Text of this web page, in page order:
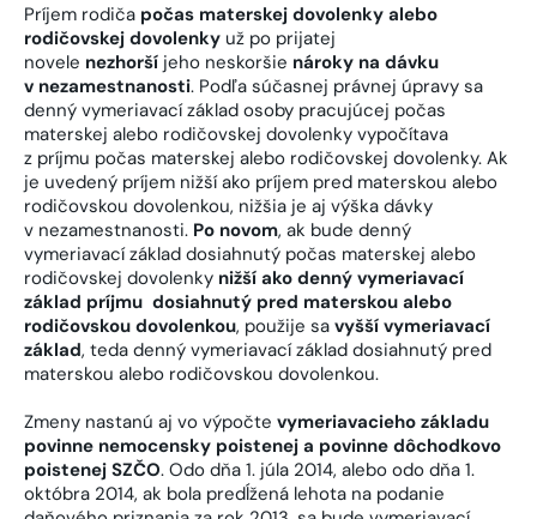
Príjem rodiča počas materskej dovolenky alebo
rodičovskej dovolenky už po prijatej
novele nezhorší jeho neskoršie nároky na dávku
v nezamestnanosti. Podľa súčasnej právnej úpravy sa
denný vymeriavací základ osoby pracujúcej počas
materskej alebo rodičovskej dovolenky vypočítava
z príjmu počas materskej alebo rodičovskej dovolenky. Ak
je uvedený príjem nižší ako príjem pred materskou alebo
rodičovskou dovolenkou, nižšia je aj výška dávky
v nezamestnanosti. Po novom, ak bude denný
vymeriavací základ dosiahnutý počas materskej alebo
rodičovskej dovolenky nižší ako denný vymeriavací
základ príjmu dosiahnutý pred materskou alebo
rodičovskou dovolenkou, použije sa vyšší vymeriavací
základ, teda denný vymeriavací základ dosiahnutý pred
materskou alebo rodičovskou dovolenkou.
Zmeny nastanú aj vo výpočte vymeriavacieho základu
povinne nemocensky poistenej a povinne dôchodkovo
poistenej SZČO. Odo dňa 1. júla 2014, alebo odo dňa 1.
októbra 2014, ak bola predĺžená lehota na podanie